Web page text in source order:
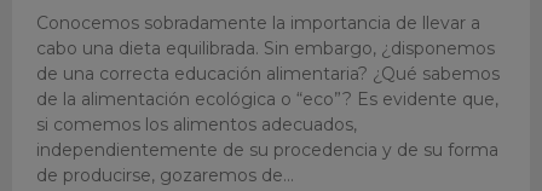
Conocemos sobradamente la importancia de llevar a
cabo una dieta equilibrada. Sin embargo, ¿disponemos
de una correcta educación alimentaria? ¿Qué sabemos
de la alimentación ecológica o “eco”? Es evidente que,
si comemos los alimentos adecuados,
independientemente de su procedencia y de su forma
de producirse, gozaremos de